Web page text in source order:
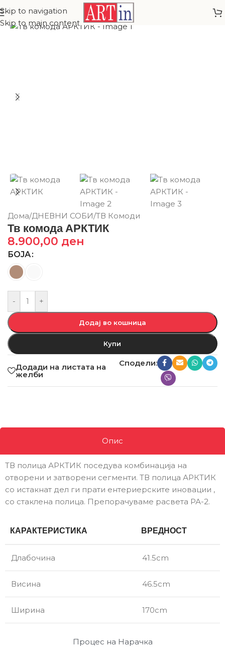
Skip to navigation
Skip to main content
Дома/ДНЕВНИ СОБИ/ТВ Комоди
Тв комода АРКТИК
8.900,00 ден
БОЈА
- +
Додај во кошница
Купи
Додади на листата на
желби
Сподели:
Опис
Процес на Нарачка
ТВ полица АРКТИК поседува комбинација на
отворени и затворени сегменти. ТВ полица АРКТИК
со истакнат дел ги прати ентериерските иновации ,
со стаклена полица. Препорачуваме расвета РА-2.
КАРАКТЕРИСТИКА ВРЕДНОСТ
Длабочина 41.5cm
Висина 46.5cm
Ширина 170cm